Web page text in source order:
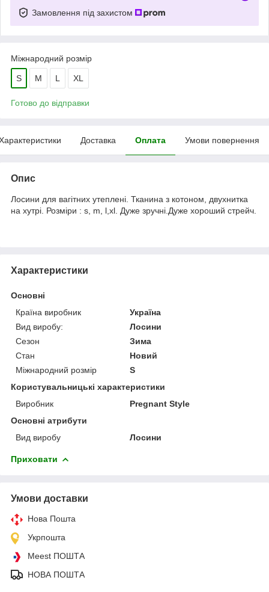
Замовлення під захистом
Міжнародний розмір
S M L XL
Готово до відправки
Доставка Оплата Умови повернення
Опис
Лосини для вагітних утеплені. Тканина з котоном, двухнитка
на хутрі. Розміри : s, m, l,xl. Дуже зручні.Дуже хороший стрейч.
Характеристики
Основні
Країна виробник
Україна
Вид виробу:
Лосини
Сезон
Зима
Стан
Новий
Міжнародний розмір
S
Користувальницькі характеристики
Виробник
Pregnant Style
Основні атрибути
Вид виробу
Лосини
Приховати
Умови доставки
Нова Пошта
Укрпошта
Meest ПОШТА
НОВА ПОШТА